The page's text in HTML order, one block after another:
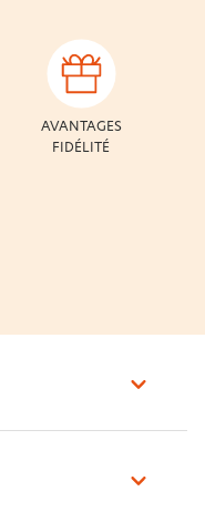
AVANTAGES
FIDÉLITÉ